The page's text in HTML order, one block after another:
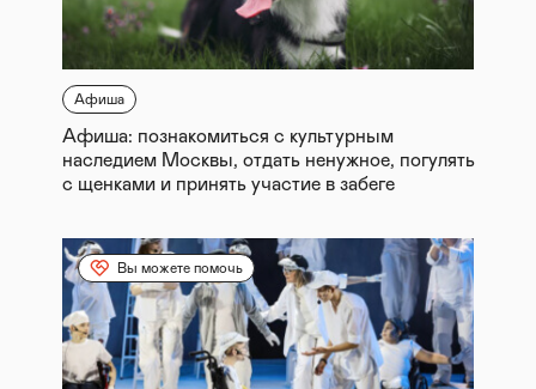
Афиша
Афиша: познакомиться с культурным
наследием Москвы, отдать ненужное, погулять
с щенками и принять участие в забеге
Вы можете помочь